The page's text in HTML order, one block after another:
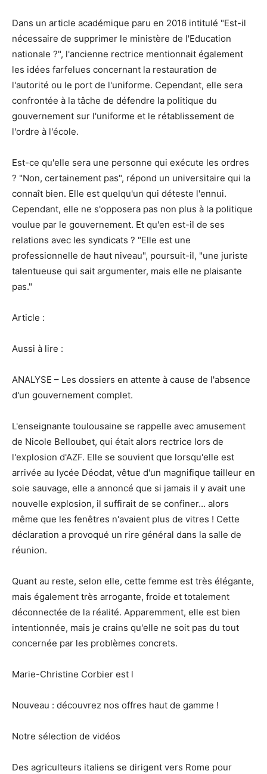
Dans un article académique paru en 2016 intitulé "Est-il
nécessaire de supprimer le ministère de l'Education
nationale ?", l'ancienne rectrice mentionnait également
les idées farfelues concernant la restauration de
l'autorité ou le port de l'uniforme. Cependant, elle sera
confrontée à la tâche de défendre la politique du
gouvernement sur l'uniforme et le rétablissement de
l'ordre à l'école.
Est-ce qu'elle sera une personne qui exécute les ordres
? "Non, certainement pas", répond un universitaire qui la
connaît bien. Elle est quelqu'un qui déteste l'ennui.
Cependant, elle ne s'opposera pas non plus à la politique
voulue par le gouvernement. Et qu'en est-il de ses
relations avec les syndicats ? "Elle est une
professionnelle de haut niveau", poursuit-il, "une juriste
talentueuse qui sait argumenter, mais elle ne plaisante
pas."
Article :
Aussi à lire :
ANALYSE – Les dossiers en attente à cause de l'absence
d'un gouvernement complet.
L'enseignante toulousaine se rappelle avec amusement
de Nicole Belloubet, qui était alors rectrice lors de
l'explosion d'AZF. Elle se souvient que lorsqu'elle est
arrivée au lycée Déodat, vêtue d'un magnifique tailleur en
soie sauvage, elle a annoncé que si jamais il y avait une
nouvelle explosion, il suffirait de se confiner… alors
même que les fenêtres n'avaient plus de vitres ! Cette
déclaration a provoqué un rire général dans la salle de
réunion.
Quant au reste, selon elle, cette femme est très élégante,
mais également très arrogante, froide et totalement
déconnectée de la réalité. Apparemment, elle est bien
intentionnée, mais je crains qu'elle ne soit pas du tout
concernée par les problèmes concrets.
Marie-Christine Corbier est l
Nouveau : découvrez nos offres haut de gamme !
Notre sélection de vidéos
Des agriculteurs italiens se dirigent vers Rome pour